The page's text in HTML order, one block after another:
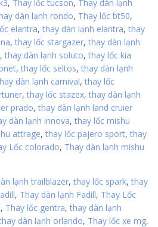
, Thay lốc tucson, Thay dàn lạnh
dàn lạnh rondo, Thay lốc bt50,
elantra, thay dàn lạnh elantra, thay
, thay lốc stargazer, thay dàn lạnh
, thay dàn lạnh soluto, thay lốc kia
, thay lốc seltos, thay dàn lạnh
dàn lạnh carnival, thay lốc
, thay lốc stazex, thay dàn lạnh
prado, thay dàn lạnh land cruier
dàn lạnh innova, thay lốc mishu
attrage, thay lốc pajero sport, thay
Lốc colorado, Thay dàn lạnh mishu
lạnh trailblazer, thay lốc spark, thay
, Thay dàn lạnh Fadill, Thay Lốc
, Thay lốc gentra, thay dàn lạnh
dàn lạnh orlando, Thay lốc xe mg,